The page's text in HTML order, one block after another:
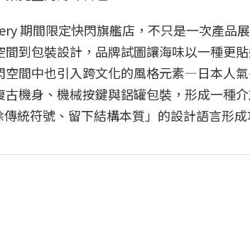
期間限定快閃旗艦店，不只是一次產品
到包裝設計，品牌試圖讓海味以一種更
間中也引入跨文化的風格元素—日本人氣
機身、機械按鍵與鋁罐包裝，形成一種
統符號、留下結構本質」的設計語言形成